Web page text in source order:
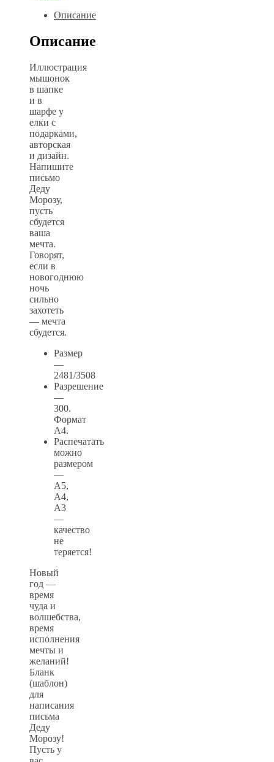
Описание
Описание
Иллюстрация
мышонок
в шапке
и в
шарфе у
елки с
подарками,
авторская
и дизайн.
Напишите
письмо
Деду
Морозу,
пусть
сбудется
ваша
мечта.
Говорят,
если в
новогоднюю
ночь
сильно
захотеть
— мечта
сбудется.
Размер
—
2481/3508
Разрешение
—
300.
Формат
А4.
Распечатать
можно
размером
—
А5,
А4,
А3
—
качество
не
теряется!
Новый
год —
время
чуда и
волшебства,
время
исполнения
мечты и
желаний!
Бланк
(шаблон)
для
написания
письма
Деду
Морозу!
Пусть у